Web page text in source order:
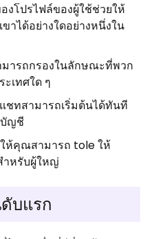
งโปรไฟล์ของผู้ใช้ช่วยให้
ได้อย่างใดอย่างหนึ่งใน
ารถกรองในลักษณะที่พวก
เทศใด ๆ
ชทสามารถเริ่มต้นได้ทันที
บัญชี
ห้คุณสามารถ tole ให้
ำหรับผู้ใหญ่
บแรก